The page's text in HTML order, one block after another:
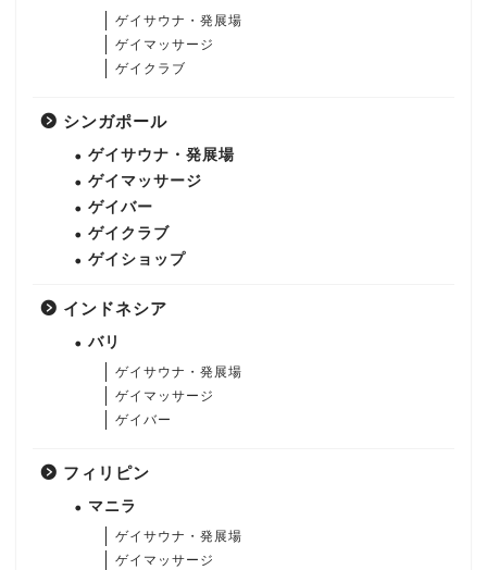
ゲイサウナ・発展場
ゲイマッサージ
ゲイクラブ
シンガポール
ゲイサウナ・発展場
ゲイマッサージ
ゲイバー
ゲイクラブ
ゲイショップ
インドネシア
バリ
ゲイサウナ・発展場
ゲイマッサージ
ゲイバー
フィリピン
マニラ
ゲイサウナ・発展場
ゲイマッサージ